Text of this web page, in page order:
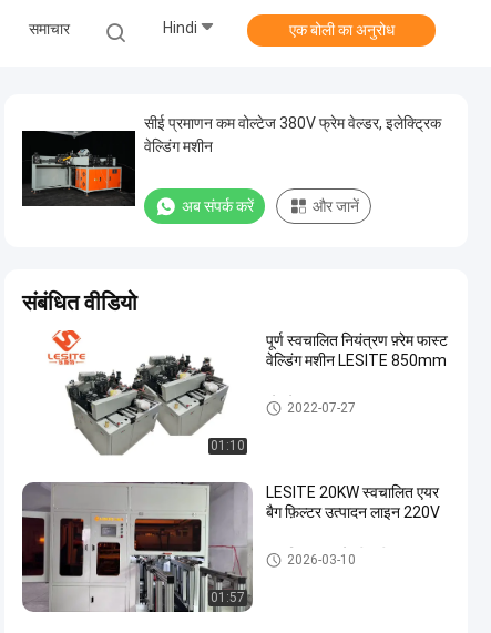
समाचार Hindi एक बोली का अनुरोध
सीई प्रमाणन कम वोल्टेज 380V फ्रेम वेल्डर, इलेक्ट्रिक
वेल्डिंग मशीन
अब संपर्क करें और जानें
संबंधित वीडियो
01:10
पूर्ण स्वचालित नियंत्रण फ़्रेम फास्ट
वेल्डिंग मशीन LESITE 850mm
फ़्रेम वेल्डर2022-07-27
01:57
LESITE 20KW स्वचालित एयर
बैग फ़िल्टर उत्पादन लाइन 220V
एयर फिल्टर बनाने की मशीन
2026-03-10